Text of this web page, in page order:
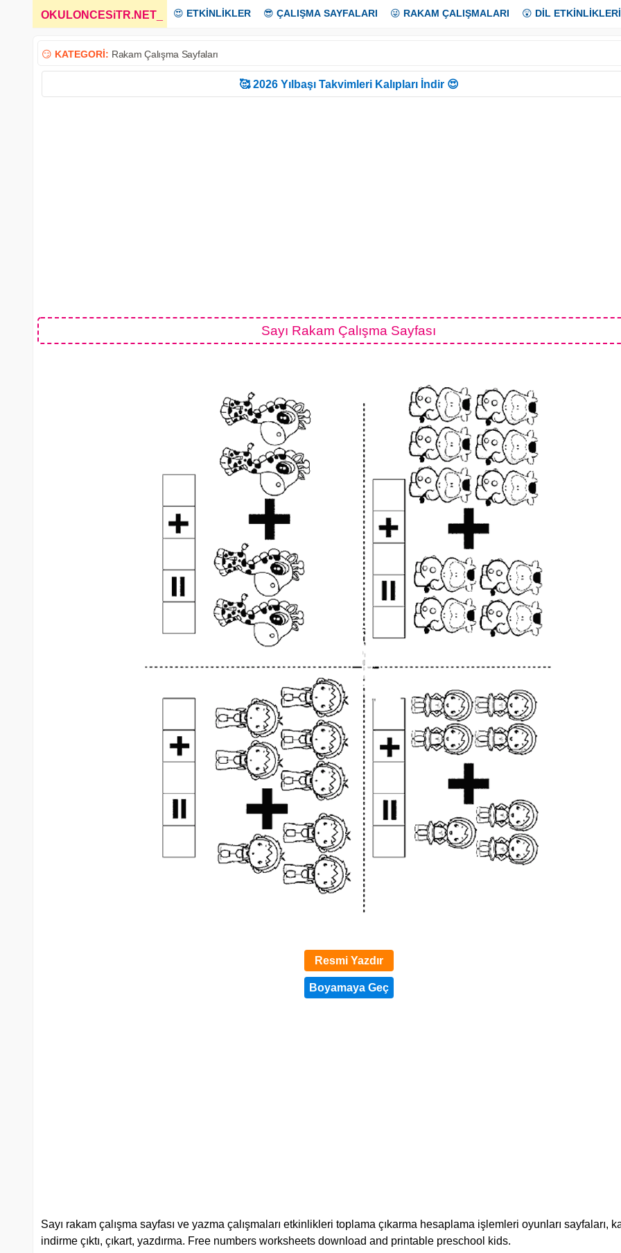
OKULONCESiTR.NET 😍 ETKİNLİKLER 😎 ÇALIŞMA SAYFALARI 😜 RAKAM ÇALIŞMALARI 😲 DİL ETKİNLİKLERİ
😏 KATEGORİ: Rakam Çalışma Sayfaları
🥰 2026 Yılbaşı Takvimleri Kalıpları İndir 😍
Sayı Rakam Çalışma Sayfası
Resmi Yazdır
Sayı rakam çalışma sayfası ve yazma çalışmaları etkinlikleri toplama çıkarma hesaplama işlemleri oyunları sayfaları,
indirme çıktı, çıkart, yazdırma. Free numbers worksheets download and printable preschool kids.